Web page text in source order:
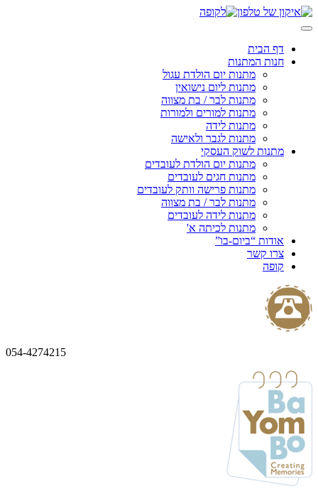
Skip
to
דף הבית
חנות המתנות
מתנות יום הולדת עגול
מתנות ליום נישואין
מתנות לבר / בת מצווה
מתנות למורים ולמורות
מתנות לידה
מתנות לגבר ולאישה
מתנות לשוק העסקי
מתנות יום הולדת לעובדים
מתנות חגים לעובדים
מתנות פרישה וותק לעובדים
מתנות לבר / בת מצווה
מתנות לידה לעובדים
מתנות לכיתה א'
אודות “ביום-בו”
צרו קשר
קופה
054-4274215